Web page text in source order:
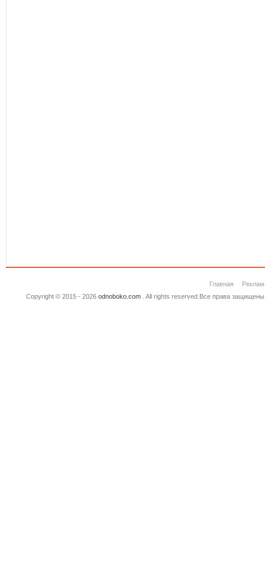
Главная
Copyright © 2015 - 2026 odnoboko.com. All rights reserved.Все права защищены.